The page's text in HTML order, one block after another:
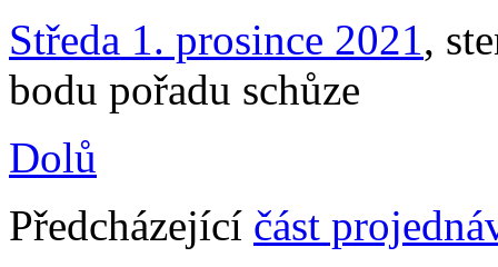
Středa 1. prosince 2021,
bodu pořadu schůze
Dolů
Předcházející část